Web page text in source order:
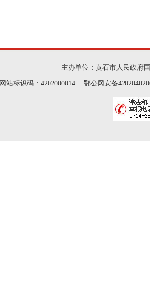
主办单位：黄石市人民政府
网站标识码：4202000014 鄂公网安备